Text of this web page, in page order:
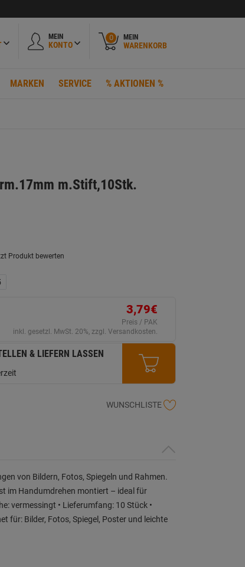
MEIN
KONTO
0 MEIN
WARENKORB
MARKEN SERVICE % AKTIONEN %
m.Stift,10Stk.
Produkt bewerten
3,79€
Preis / PAK
inkl. gesetzl. MwSt. 20%, zzgl. Versandkosten.
& LIEFERN LASSEN
WUNSCHLISTE
von Bildern, Fotos, Spiegeln und Rahmen.
im Handumdrehen montiert – ideal für
vermessingt • Lieferumfang: 10 Stück •
für: Bilder, Fotos, Spiegel, Poster und leichte